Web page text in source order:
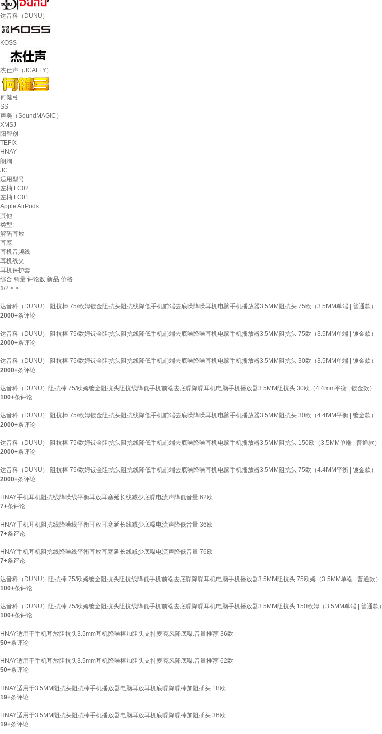
达音科（DUNU）
KOSS
杰仕声（JCALLY）
何健弓
SS
声美（SoundMAGIC）
XMSJ
阳智创
TEFIX
HNAY
朗洵
JC
适用型号:
左柚 FC02
左柚 FC01
Apple AirPods
其他
类型:
解码耳放
耳塞
耳机音频线
耳机线夹
耳机保护套
综合 销量 评论数 新品 价格
1/2 < >
达音科（DUNU） 阻抗棒 75/欧姆镀金阻抗头阻抗线降低手机前端去底噪降噪耳机电脑手机播放器3.5MM阻抗头 75欧（3.5MM单端 | 普通款）
2000+条评论
达音科（DUNU） 阻抗棒 75/欧姆镀金阻抗头阻抗线降低手机前端去底噪降噪耳机电脑手机播放器3.5MM阻抗头 75欧（3.5MM单端 | 镀金款）
2000+条评论
达音科（DUNU） 阻抗棒 75/欧姆镀金阻抗头阻抗线降低手机前端去底噪降噪耳机电脑手机播放器3.5MM阻抗头 30欧（3.5MM单端 | 镀金款）
2000+条评论
达音科（DUNU）阻抗棒 75/欧姆镀金阻抗头阻抗线降低手机前端去底噪降噪耳机电脑手机播放器3.5MM阻抗头 30欧（4.4mm平衡 | 镀金款）
100+条评论
达音科（DUNU） 阻抗棒 75/欧姆镀金阻抗头阻抗线降低手机前端去底噪降噪耳机电脑手机播放器3.5MM阻抗头 30欧（4.4MM平衡 | 镀金款）
2000+条评论
达音科（DUNU） 阻抗棒 75/欧姆镀金阻抗头阻抗线降低手机前端去底噪降噪耳机电脑手机播放器3.5MM阻抗头 150欧（3.5MM单端 | 普通款）
2000+条评论
达音科（DUNU） 阻抗棒 75/欧姆镀金阻抗头阻抗线降低手机前端去底噪降噪耳机电脑手机播放器3.5MM阻抗头 75欧（4.4MM平衡 | 镀金款）
2000+条评论
HNAY手机耳机阻抗线降噪线平衡耳放耳塞延长线减少底噪电流声降低音量 62欧
7+条评论
HNAY手机耳机阻抗线降噪线平衡耳放耳塞延长线减少底噪电流声降低音量 36欧
7+条评论
HNAY手机耳机阻抗线降噪线平衡耳放耳塞延长线减少底噪电流声降低音量 76欧
7+条评论
达音科（DUNU）阻抗棒 75/欧姆镀金阻抗头阻抗线降低手机前端去底噪降噪耳机电脑手机播放器3.5MM阻抗头 75欧姆（3.5MM单端 | 普通款）
100+条评论
达音科（DUNU）阻抗棒 75/欧姆镀金阻抗头阻抗线降低手机前端去底噪降噪耳机电脑手机播放器3.5MM阻抗头 150欧姆（3.5MM单端 | 普通款）
100+条评论
HNAY适用于手机耳放阻抗头3.5mm耳机降噪棒加阻头支持麦克风降底噪.音量推荐 36欧
50+条评论
HNAY适用于手机耳放阻抗头3.5mm耳机降噪棒加阻头支持麦克风降底噪.音量推荐 62欧
50+条评论
HNAY适用于3.5MM阻抗头阻抗棒手机播放器电脑耳放耳机底噪降噪棒加阻插头 18欧
19+条评论
HNAY适用于3.5MM阻抗头阻抗棒手机播放器电脑耳放耳机底噪降噪棒加阻插头 36欧
19+条评论